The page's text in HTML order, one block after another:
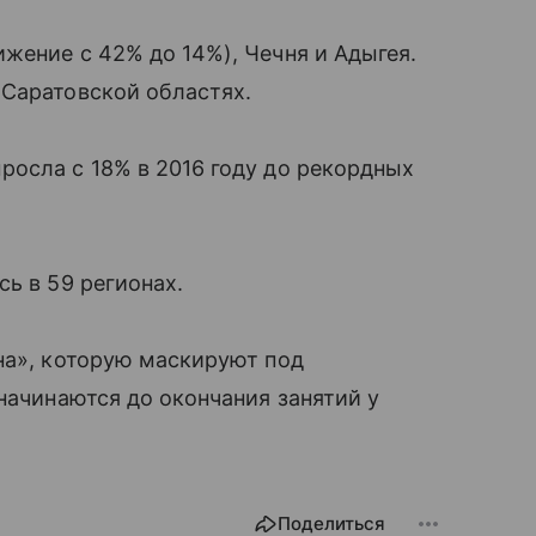
с 42% до 14%), Чечня и Адыгея.
областях.
с 18% в 2016 году до рекордных
в 59 регионах.
которую маскируют под
до окончания занятий у
Поделиться